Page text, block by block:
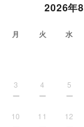
2026年8
月 火 水
3 4 5
10 11 12